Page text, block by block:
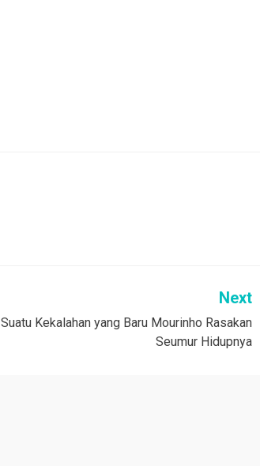
Next
Suatu Kekalahan yang Baru Mourinho Rasakan
Seumur Hidupnya